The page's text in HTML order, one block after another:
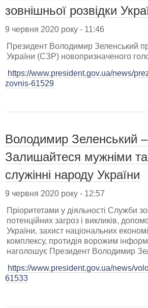
зовнішньої розвідки
9 червня 2020 року - 11:46
Президент Володимир Зеленський
України (СЗР) новопризначеного
https://www.president.gov.ua/news/
zovnis-61529
Володимир Зеленський –
Залишайтеся мужніми та
служінні народу України
9 червня 2020 року - 12:57
Пріоритетами у діяльності Служби
потенційних загроз і викликів,
України, захист національних
комплексу, протидія ворожим
наголошує Президент Володимир
https://www.president.gov.ua/news/
61533